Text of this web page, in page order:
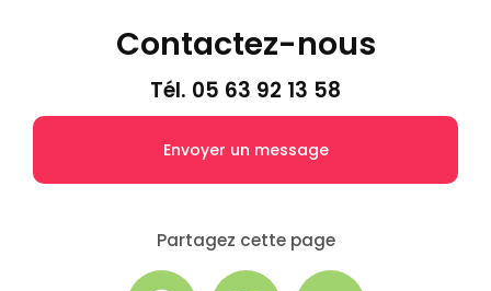
Contactez-nous
Tél. 05 63 92 13 58
Envoyer un message
Partagez cette page
Facebook